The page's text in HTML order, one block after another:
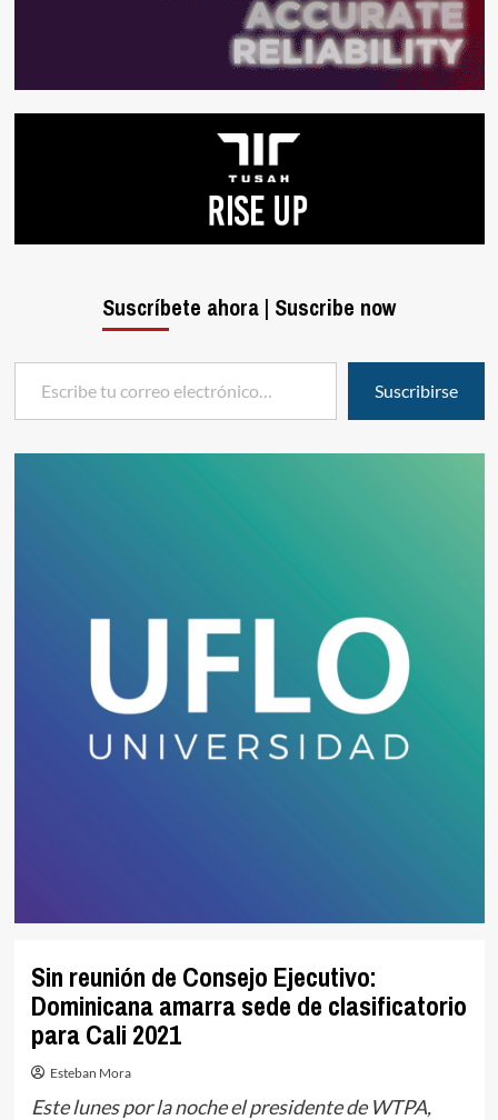
Sin reunión de Consejo Ejecutivo:
Dominicana amarra sede de clasificatorio
para Cali 2021
Esteban Mora
Este lunes por la noche el presidente de WTPA,
Suscríbete ahora | Suscribe now
Escribe tu correo electrónico…
Suscribirse